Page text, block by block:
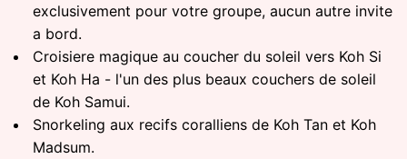
exclusivement pour votre groupe, aucun autre invite
a bord.
Croisiere magique au coucher du soleil vers Koh Si
et Koh Ha - l'un des plus beaux couchers de soleil
de Koh Samui.
Snorkeling aux recifs coralliens de Koh Tan et Koh
Madsum.